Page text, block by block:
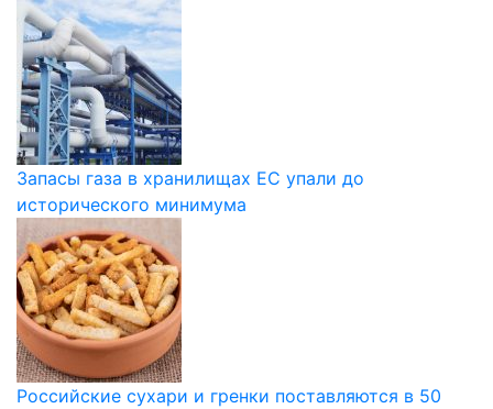
Запасы газа в хранилищах ЕС упали до
исторического минимума
Российские сухари и гренки поставляются в 50